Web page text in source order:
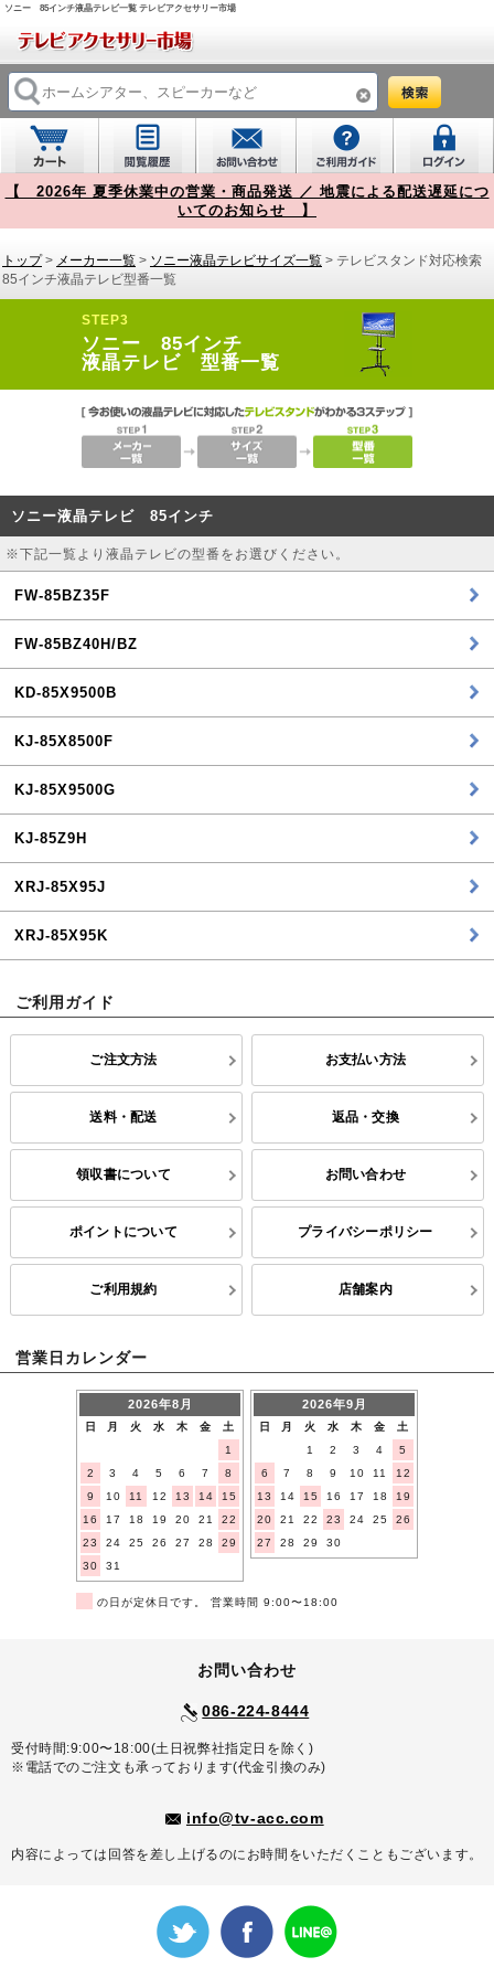
ソニー 85インチ液晶テレビ一覧 テレビアクセサリー市場
【 2026年 夏季休業中の営業・商品発送 ／ 地震による配送遅延につ
いてのお知らせ 】
トップ> メーカー一覧 > ソニー液晶テレビサイズ一覧 > テレビスタンド対応検索
85インチ液晶テレビ型番一覧
STEP3
ソニー 85インチ
液晶テレビ 型番一覧
ソニー液晶テレビ 85インチ
※下記一覧より液晶テレビの型番をお選びください。
FW-85BZ35F
FW-85BZ40H/BZ
KD-85X9500B
KJ-85X8500F
KJ-85X9500G
KJ-85Z9H
XRJ-85X95J
XRJ-85X95K
ご利用ガイド
ご注文方法 お支払い方法
送料・配送 返品・交換
領収書について お問い合わせ
ポイントについて プライバシーポリシー
ご利用規約 店舗案内
営業日カレンダー
2026年8月
日 月 火 水 木 金
土
1
2
3 4 5 6 7
8
9
10 11 12 13 14
15
16
17 18 19 20 21
22
23
24 25 26 27 28
29
30
31
2026年9月
日 月 火 水 木 金
土
1
2 3 4
5
6
7 8 9 10 11
12
13
14 15 16 17 18
19
20
21 22 23 24 25
26
27
28 29 30
の日が定休日です。 営業時間 9:00〜18:00
お問い合わせ
086-224-8444
受付時間:9:00〜18:00(土日祝弊社指定日を除く)
※電話でのご注文も承っております(代金引換のみ)
info@tv-acc.com
内容によっては回答を差し上げるのにお時間をいただくこともございます。